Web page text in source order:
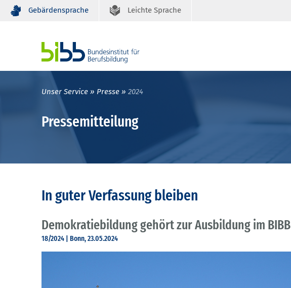
Gebärdensprache Leichte Sprache
Unser Service Presse 2024
Pressemitteilung
In guter Verfassung bleiben
Demokratiebildung gehört zur Ausbildung im BIBB
18/2024 | Bonn, 23.05.2024